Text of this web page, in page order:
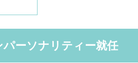
パーソナリティー就任